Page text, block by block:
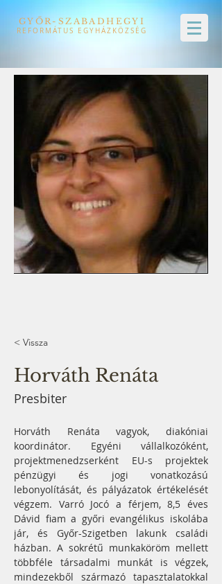
GYŐR-SZABADHEGYI
REFORMÁTUS EGYHÁZKÖZSÉG
< Vissza
Horváth Renáta
Presbiter
Horváth Renáta vagyok, diakóniai
koordinátor. Egyéni vállalkozóként,
projektmenedzserként EU-s projektek
pénzügyi és jogi vonatkozású
lebonyolítását, és pályázatok értékelését
végzem. Varró Jocó a férjem, 8,5 éves
Dávid fiam a győri evangélikus iskolába
jár, és Győr-Szigetben lakunk családi
házban. A sokrétű munkaköröm mellett
többféle társadalmi munkát is végzek,
mindezekből származó tapasztalatokkal